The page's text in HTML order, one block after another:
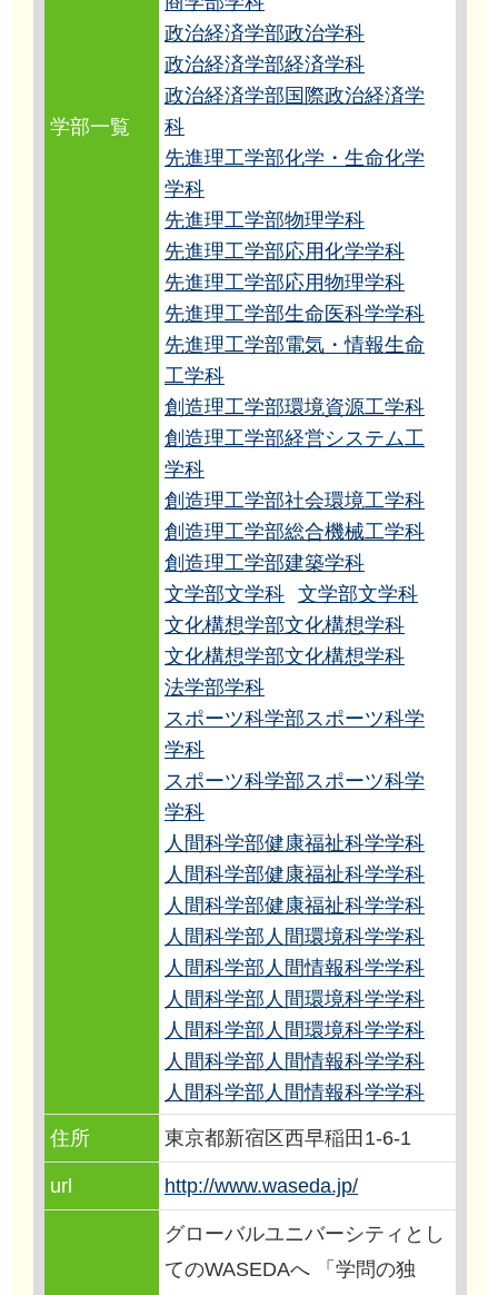
学部一覧
政治経済学部政治学科
政治経済学部経済学科
政治経済学部国際政治経済学
科
先進理工学部化学・生命化学
学科
先進理工学部物理学科
先進理工学部応用化学学科
先進理工学部応用物理学科
先進理工学部生命医科学学科
先進理工学部電気・情報生命
工学科
創造理工学部環境資源工学科
創造理工学部経営システム工
学科
創造理工学部社会環境工学科
創造理工学部総合機械工学科
創造理工学部建築学科
文学部文学科 文学部文学科
文化構想学部文化構想学科
文化構想学部文化構想学科
法学部学科
スポーツ科学部スポーツ科学
学科
スポーツ科学部スポーツ科学
学科
人間科学部健康福祉科学学科
人間科学部健康福祉科学学科
人間科学部健康福祉科学学科
人間科学部人間環境科学学科
人間科学部人間情報科学学科
人間科学部人間環境科学学科
人間科学部人間環境科学学科
人間科学部人間情報科学学科
人間科学部人間情報科学学科
住所 東京都新宿区西早稲田1-6-1
url http://www.waseda.jp/
グローバルユニバーシティとし
てのWASEDAへ 「学問の独